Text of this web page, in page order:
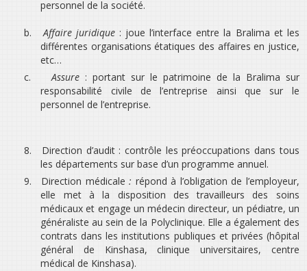
personnel de la société.
b. Affaire juridique: joue l’interface entre la Bralima et les
différentes organisations étatiques des affaires en justice,
etc…
c.
Assure : portant sur le patrimoine de la Bralima sur
responsabilité civile de l’entreprise ainsi que sur le
personnel de l’entreprise.
8. Direction d’audit : contrôle les préoccupations dans tous
les départements sur base d’un programme annuel.
9.
Direction médicale: répond à l’obligation de l’employeur,
elle met à la disposition des travailleurs des soins
médicaux et engage un médecin directeur, un pédiatre, un
généraliste au sein de la Polyclinique. Elle a également des
contrats dans les institutions publiques et privées (hôpital
général de Kinshasa, clinique universitaires, centre
médical de Kinshasa).